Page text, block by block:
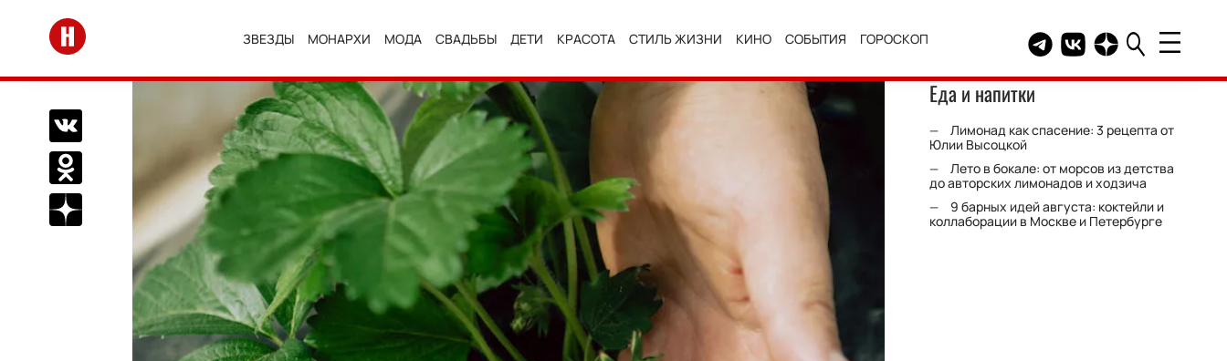
Перейти на главную
ЗВЕЗДЫ МОНАРХИ МОДА СВАДЬБЫ ДЕТИ КРАСОТА СТИЛЬ ЖИЗНИ КИНО СОБЫТИЯ ГОРОСКОП Telegram канал HELLO
Группа HELLO
Канал HELLO в
Поделиться Вконтакте
Поделиться в Одноклассниках
Подписаться на нас в Дзен
Еда и напитки
Лимонад как спасение: 3 рецепта от
Юлии Высоцкой
Лето в бокале: от морсов из детства
до авторских лимонадов и ходзича
9 барных идей августа: коктейли и
коллаборации в Москве и Петербурге